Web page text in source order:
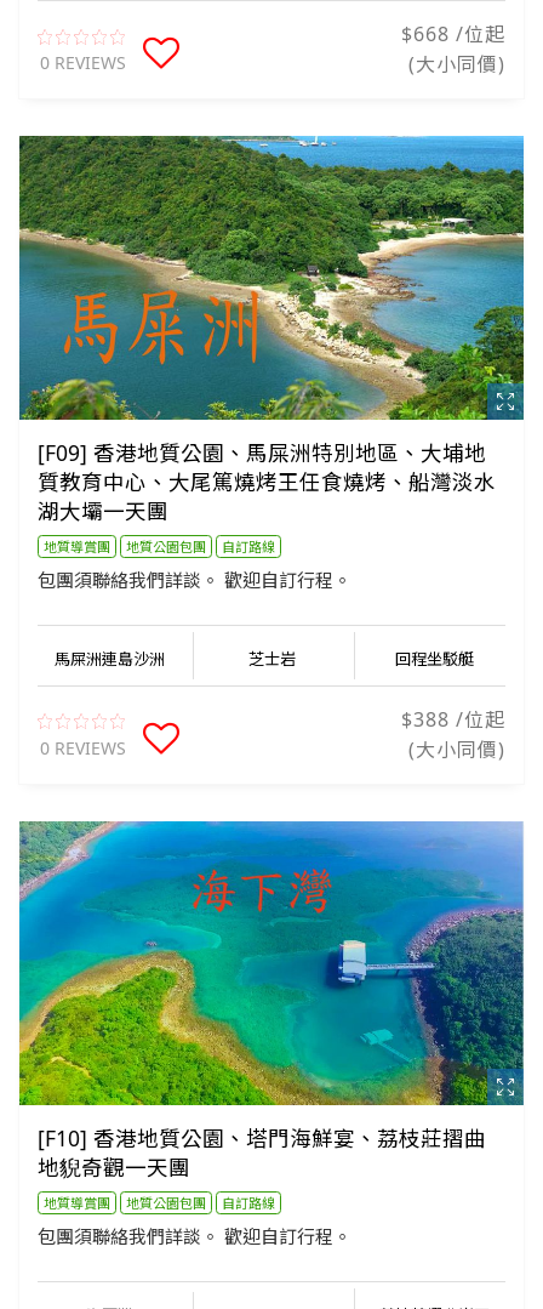
0 REVIEWS
$668 /位起
(大小同價)
[F09] 香港地質公園、馬屎洲特別地區、大埔地
質教育中心、大尾篤燒烤王任食燒烤、船灣淡水
湖大壩一天團
地質導賞團 地質公園包團 自訂路線
包團須聯絡我們詳談。 歡迎自訂行程。
馬屎洲連島沙洲 芝士岩 回程坐駁艇
0 REVIEWS
$388 /位起
(大小同價)
[F10] 香港地質公園、塔門海鮮宴、荔枝莊摺曲
地貎奇觀一天團
地質導賞團 地質公園包團 自訂路線
包團須聯絡我們詳談。 歡迎自訂行程。